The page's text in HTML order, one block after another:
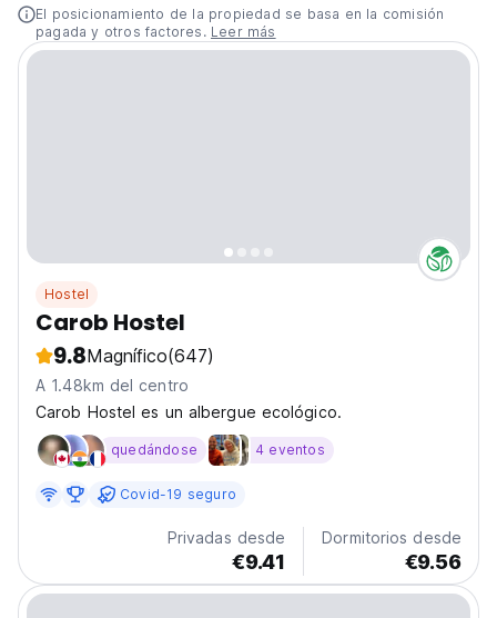
El posicionamiento de la propiedad se basa en la comisión
pagada y otros factores. Leer más
Hostel
Carob Hostel
9.8Magnífico(647)
A 1.48km del centro
Carob Hostel es un albergue ecológico.
quedándose 4 eventos
Covid-19 seguro
Privadas desde
€9.41
Dormitorios desde
€9.56